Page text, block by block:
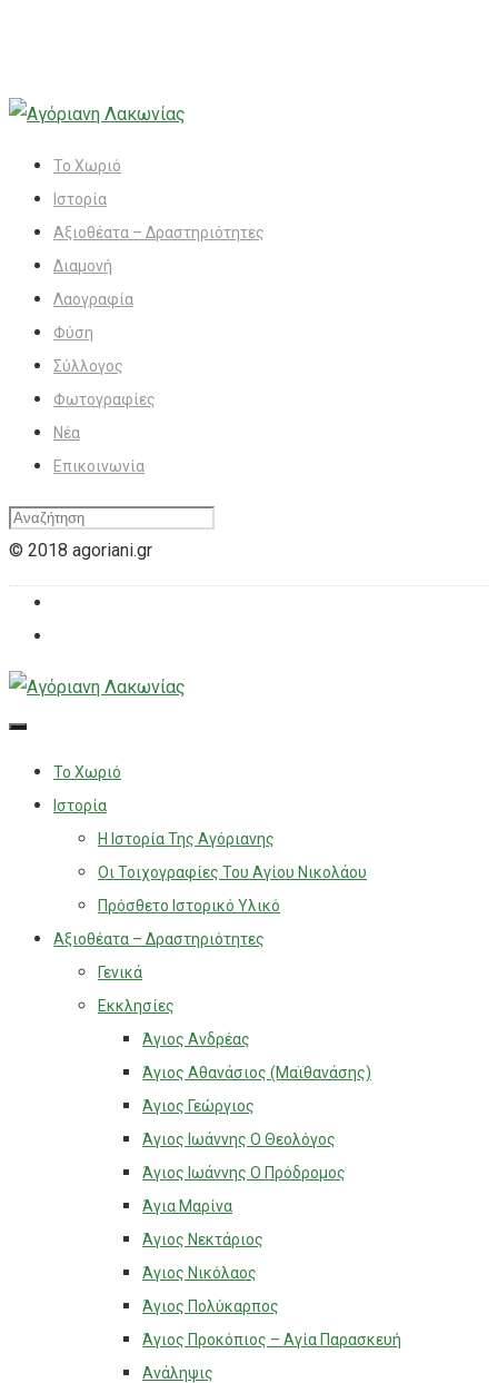
Το Χωριό
Ιστορία
Αξιοθέατα – Δραστηριότητες
Διαμονή
Λαογραφία
Φύση
Σύλλογος
Φωτογραφίες
Νέα
Επικοινωνία
© 2018 agoriani.gr
Το Χωριό
Ιστορία
Η Ιστορία Της Αγόριανης
Οι Τοιχογραφίες Του Αγίου Νικολάου
Πρόσθετο Ιστορικό Υλικό
Αξιοθέατα – Δραστηριότητες
Γενικά
Εκκλησίες
Άγιος Ανδρέας
Άγιος Αθανάσιος (Μαϊθανάσης)
Άγιος Γεώργιος
Άγιος Ιωάννης Ο Θεολόγος
Άγιος Ιωάννης Ο Πρόδρομος
Άγια Μαρίνα
Άγιος Νεκτάριος
Άγιος Νικόλαος
Άγιος Πολύκαρπος
Άγιος Προκόπιος – Αγία Παρασκευή
Ανάληψις